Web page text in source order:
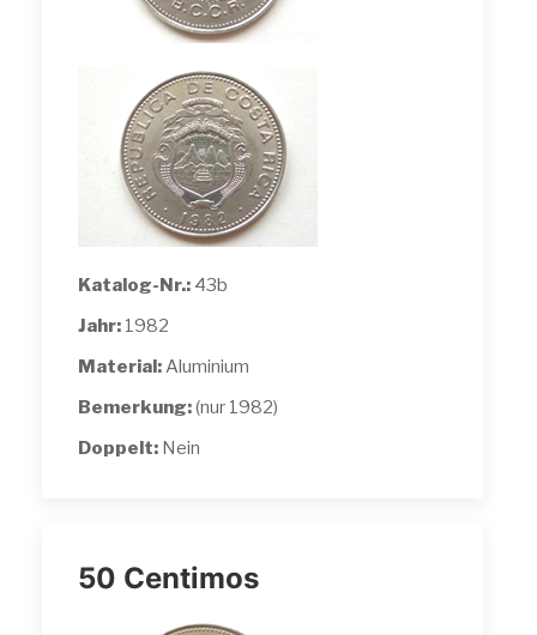
Katalog-Nr.: 43b
Jahr: 1982
Material:Aluminium
Bemerkung:(nur 1982)
Doppelt: Nein
50 Centimos